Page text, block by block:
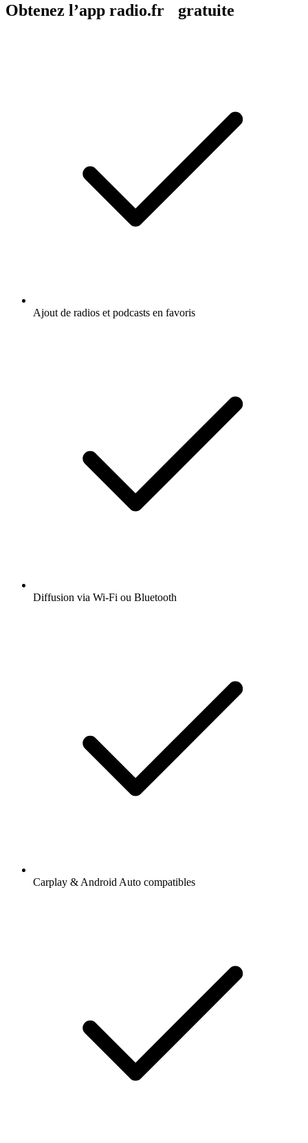
Obtenez l’app radio.fr gratuite
Ajout de radios et podcasts en favoris
Diffusion via Wi-Fi ou Bluetooth
Carplay & Android Auto compatibles